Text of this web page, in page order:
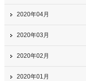
2020年04月
2020年03月
2020年02月
2020年01月